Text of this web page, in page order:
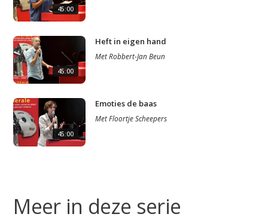
Studium Generale
45:00
45:00
Heft in eigen hand
MetRobbert-Jan Beun
45:00
Emoties de baas
MetFloortje Scheepers
Meer in deze serie